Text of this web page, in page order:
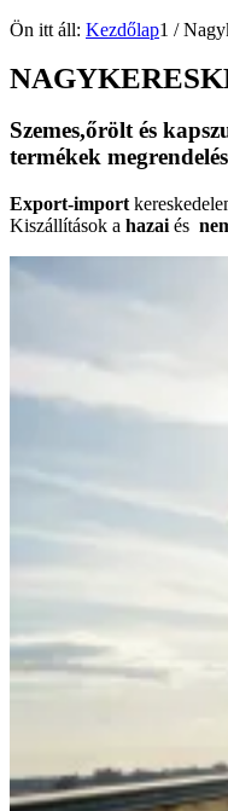
Ön itt áll: Kezdőlap1 /
Szemes,őrölt és
termékek
Export-import
Kiszállítások a hazai és